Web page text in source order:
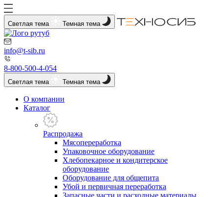
Светлая тема Темная тема
info@t-sib.ru
8-800-500-4-054
Светлая тема Темная тема
О компании
Каталог
Распродажа
Мясопереработка
Упаковочное оборудование
Хлебопекарное и кондитерское
оборудование
Оборудование для общепита
Убой и первичная переработка
Запасные части и расходные материалы